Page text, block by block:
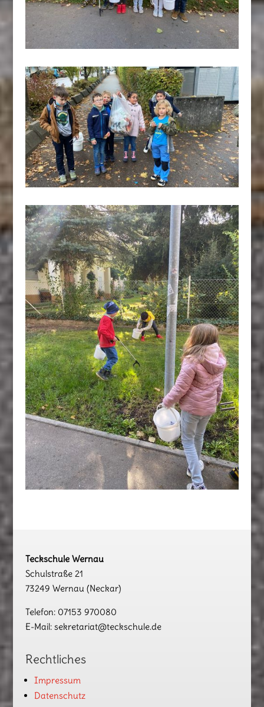
Teckschule Wernau
Schulstraße 21
73249 Wernau (Neckar)
Telefon: 07153 970080
E-Mail: sekretariat@teckschule.de
Rechtliches
Impressum
Datenschutz